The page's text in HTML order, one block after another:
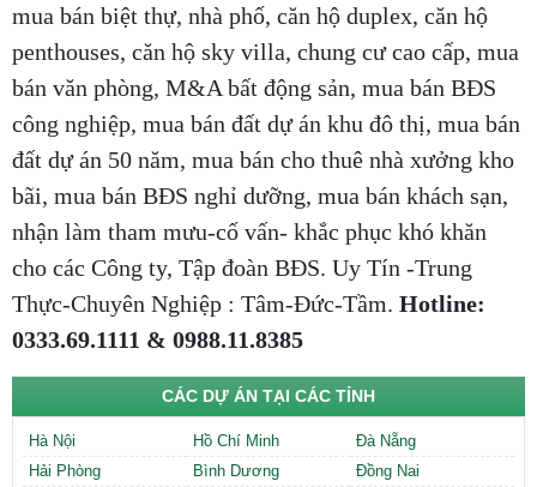
mua bán biệt thự, nhà phố, căn hộ duplex, căn hộ
penthouses, căn hộ sky villa, chung cư cao cấp, mua
bán văn phòng, M&A bất động sản, mua bán BĐS
công nghiệp, mua bán đất dự án khu đô thị, mua bán
đất dự án 50 năm, mua bán cho thuê nhà xưởng kho
bãi, mua bán BĐS nghỉ dưỡng, mua bán khách sạn,
nhận làm tham mưu-cố vấn- khắc phục khó khăn
cho các Công ty, Tập đoàn BĐS. Uy Tín -Trung
Thực-Chuyên Nghiệp : Tâm-Đức-Tầm. Hotline:
0333.69.1111 & 0988.11.8385
CÁC DỰ ÁN TẠI CÁC TỈNH
Hà Nội Hồ Chí Minh
Đà Nẵng
Hải Phòng
Bình Dương
Đồng Nai